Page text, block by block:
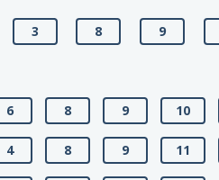
3 8 9
6 8 9 10
4 8 9 11